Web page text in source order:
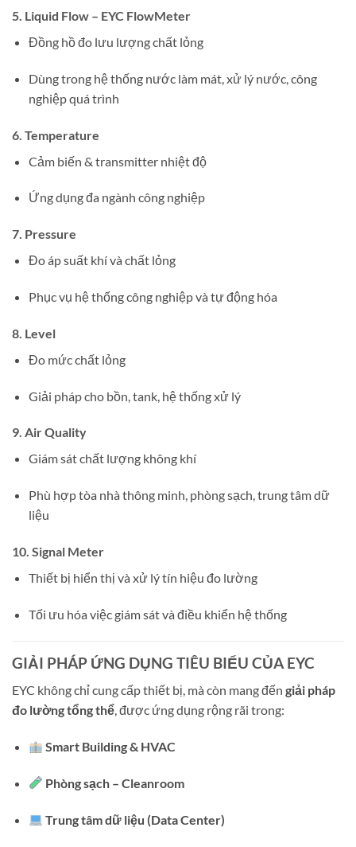
5. Liquid Flow – EYC FlowMeter
Đồng hồ đo lưu lượng chất lỏng
Dùng trong hệ thống nước làm mát, xử lý nước, công
nghiệp quá trình
6. Temperature
Cảm biến & transmitter nhiệt độ
Ứng dụng đa ngành công nghiệp
7. Pressure
Đo áp suất khí và chất lỏng
Phục vụ hệ thống công nghiệp và tự động hóa
8. Level
Đo mức chất lỏng
Giải pháp cho bồn, tank, hệ thống xử lý
9. Air Quality
Giám sát chất lượng không khí
Phù hợp tòa nhà thông minh, phòng sạch, trung tâm dữ
liệu
10. Signal Meter
Thiết bị hiển thị và xử lý tín hiệu đo lường
Tối ưu hóa việc giám sát và điều khiển hệ thống
GIẢI PHÁP ỨNG DỤNG TIÊU BIỂU CỦA EYC
EYC không chỉ cung cấp thiết bị, mà còn mang đến giải pháp
đo lường tổng thể, được ứng dụng rộng rãi trong:
Smart Building & HVAC
Phòng sạch – Cleanroom
Trung tâm dữ liệu (Data Center)